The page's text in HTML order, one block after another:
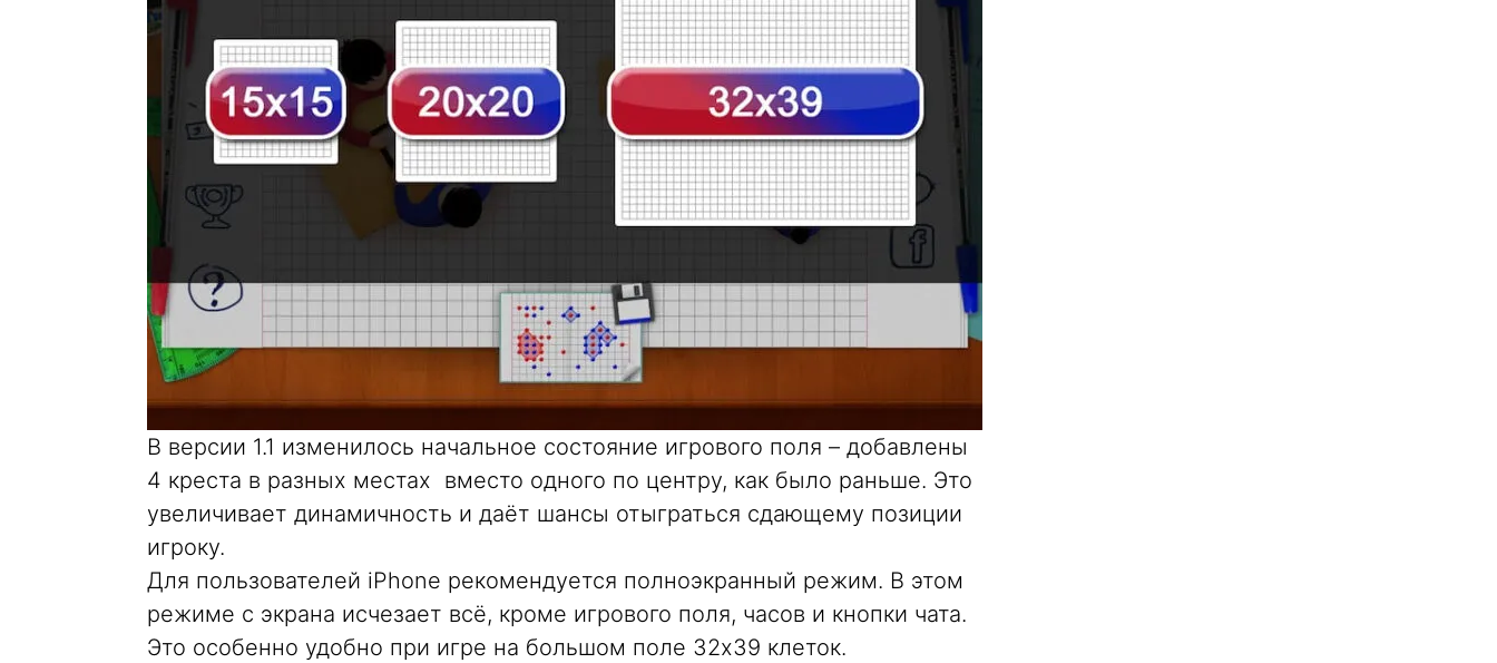
В версии 1.1 изменилось начальное состояние игрового поля – добавлены
4 креста в разных местах вместо одного по центру, как было раньше. Это
увеличивает динамичность и даёт шансы отыграться сдающему позиции
игроку.
Для пользователей iPhone рекомендуется полноэкранный режим. В этом
режиме с экрана исчезает всё, кроме игрового поля, часов и кнопки чата.
Это особенно удобно при игре на большом поле 32х39 клеток.